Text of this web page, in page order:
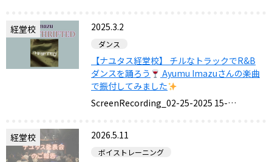
経堂校 2025.3.2
ダンス
【ナユタス経堂校】 チルなトラックでR&B
ダンスを踊ろう
Ayumu Imazuさんの楽曲
で振付してみました
ScreenRecording_02-25-2025 15-…
経堂校 2026.5.11
ボイストレーニング